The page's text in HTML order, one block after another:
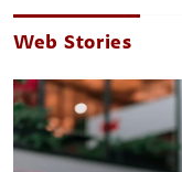
Web Stories